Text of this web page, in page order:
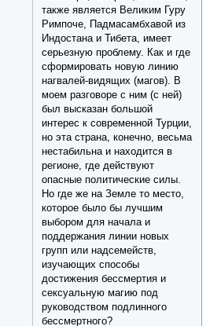
также является Великим Гуру
Римпоче, Падмасамбхавой из
Индостана и Тибета, имеет
серьезную проблему. Как и где
сформировать новую линию
нагвалей-видящих (магов). В
моем разговоре с ним (с ней)
был высказан большой
интерес к современной Турции,
но эта страна, конечно, весьма
нестабильна и находится в
регионе, где действуют
опасные политические силы.
Но где же на Земле то место,
которое было бы лучшим
выбором для начала и
поддержания линии новых
групп или надсемейств,
изучающих способы
достижения бессмертия и
сексуальную магию под
руководством подлинного
бессмертного?